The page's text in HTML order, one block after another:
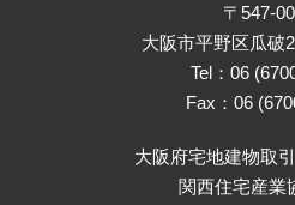
〒547-
大阪市平野区瓜破
Tel：06
Fax：06
大阪府宅地建物取
関西住宅産業